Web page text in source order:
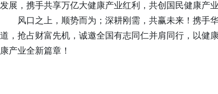
发展，携手共享万亿大健康产业红利，共创国民健康产
风口之上，顺势而为；深耕刚需，共赢未来！携手
道，抢占财富先机，诚邀全国有志同仁并肩同行，以健
康产业全新篇章！